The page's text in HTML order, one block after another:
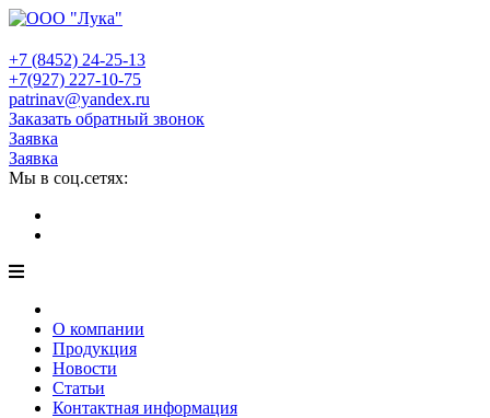
+7 (8452) 24-25-13
+7(927) 227-10-75
patrinav@yandex.ru
Заказать обратный звонок
Заявка
Заявка
Мы в соц.сетях:
О компании
Продукция
Новости
Статьи
Контактная информация